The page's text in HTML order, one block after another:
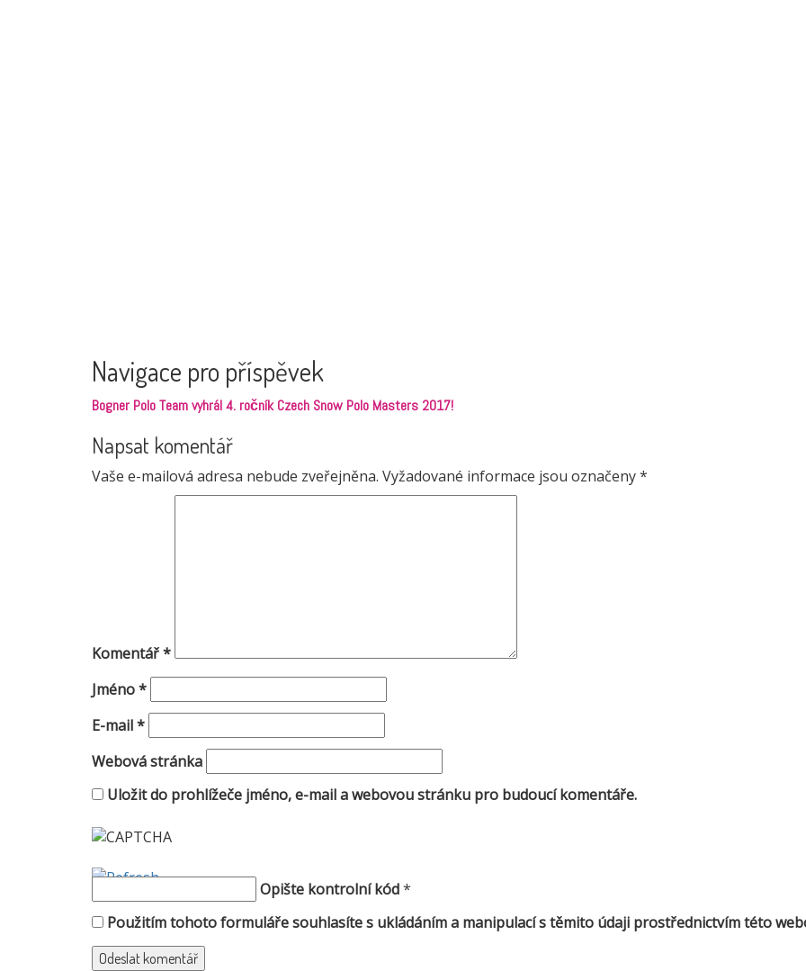
Navigace pro příspěvek
Bogner Polo Team vyhrál 4. ročník Czech Snow Polo Masters 2017!
Napsat komentář
Vaše e-mailová adresa nebude zveřejněna. Vyžadované informace jsou označeny*
Komentář*
Jméno*
E-mail*
Webová stránka
Uložit do prohlížeče jméno, e-mail a webovou stránku pro budoucí komentáře.
Opište kontrolní kód*
Použitím tohoto formuláře souhlasíte s ukládáním a manipulací s těmito údaji prostřednictvím této